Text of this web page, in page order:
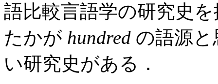
語比較言語学の研究史
たかが hundred の語源
い研究史がある．